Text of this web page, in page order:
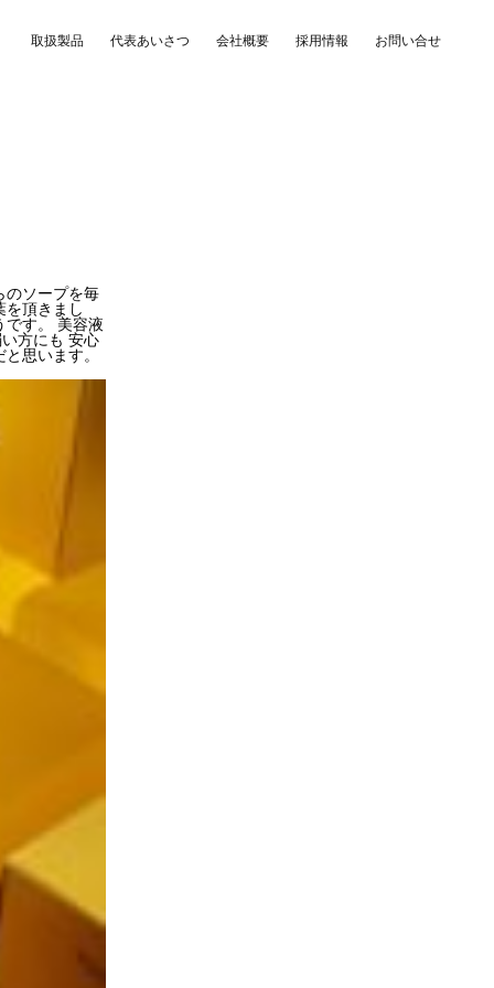
取扱製品 代表あいさつ 会社概要 採用情報 お問い合せ
のソープを毎
を頂きまし
です。 美容液
方にも 安心
思います。